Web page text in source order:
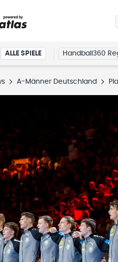
ALLE SPIELE Handball360
A-Männer Deutschland